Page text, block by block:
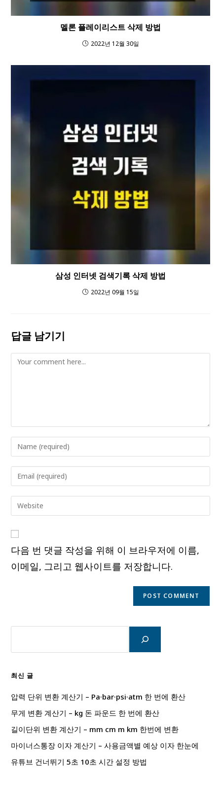
멜론 플레이리스트 삭제 방법
2022년 12월 30일
삼성 인터넷 검색기록 삭제 방법
2022년 09월 15일
답글 남기기
Comment
Enter
your
name
to
comment
Enter
your
email
address
comment
Enter
your
URL
(optional)
다음 번 댓글 작성을 위해 이 브라우저에 이름,
이메일, 그리고 웹사이트를 저장합니다.
최신 글
압력 단위 변환 계산기 – Pa·bar·psi·atm 한 번에 환산
무게 변환 계산기 – kg 돈 파운드 한 번에 환산
길이단위 변환 계산기 – mm cm m km 한번에 변환
마이너스통장 이자 계산기 – 사용금액별 예상 이자 한눈에
유튜브 건너뛰기 5초 10초 시간 설정 방법